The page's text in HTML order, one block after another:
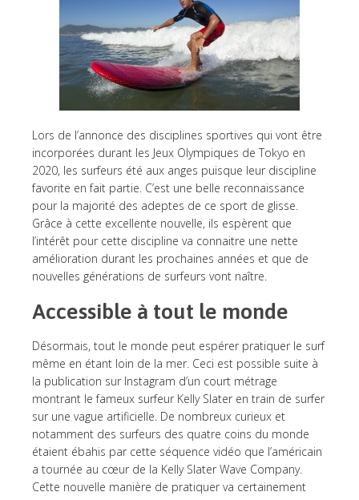
Lors de l’annonce des disciplines sportives qui vont être
incorporées durant les Jeux Olympiques de Tokyo en
2020, les surfeurs été aux anges puisque leur discipline
favorite en fait partie. C’est une belle reconnaissance
pour la majorité des adeptes de ce sport de glisse.
Grâce à cette excellente nouvelle, ils espèrent que
l’intérêt pour cette discipline va connaitre une nette
amélioration durant les prochaines années et que de
nouvelles générations de surfeurs vont naître.
Accessible à tout le monde
Désormais, tout le monde peut espérer pratiquer le surf
même en étant loin de la mer. Ceci est possible suite à
la publication sur Instagram d’un court métrage
montrant le fameux surfeur Kelly Slater en train de surfer
sur une vague artificielle. De nombreux curieux et
notamment des surfeurs des quatre coins du monde
étaient ébahis par cette séquence vidéo que l’américain
a tournée au cœur de la Kelly Slater Wave Company.
Cette nouvelle manière de pratiquer va certainement